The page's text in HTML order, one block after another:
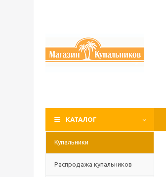
КАТАЛОГ
Купальники
Распродажа купальников